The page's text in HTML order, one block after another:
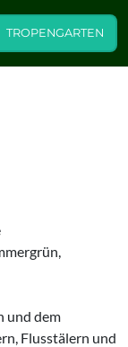
TROPENGARTEN
und dem
Flusstälern und